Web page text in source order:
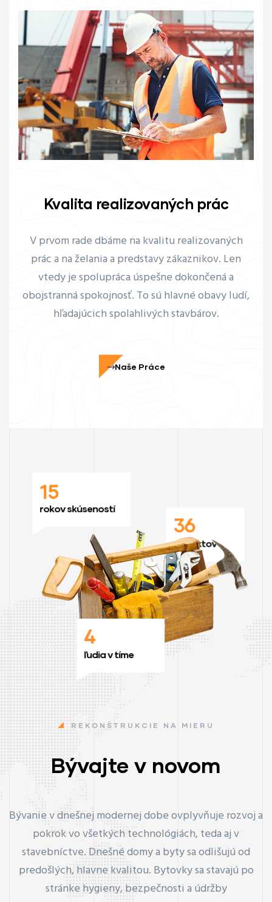
Kvalita realizovaných prác
V prvom rade dbáme na kvalitu realizovaných
prác a na želania a predstavy zákaznikov. Len
vtedy je spolupráca úspešne dokončená a
obojstranná spokojnosť. To sú hlavné obavy ludí,
hľadajúcich spolahlivých stavbárov.
Naše Práce
REKONŠTRUKCIE NA MIERU
Bývajte v novom
Bývanie v dnešnej modernej dobe ovplyvňuje rozvoj a
pokrok vo všetkých technológiách, teda aj v
stavebníctve. Dnešné domy a byty sa odlišujú od
predošlých, hlavne kvalitou. Bytovky sa stavajú po
stránke hygieny, bezpečnosti a údržby
15
rokov skúseností
36
projektov
4
ľudia v tíme